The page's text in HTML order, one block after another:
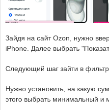
Зайдя на сайт Ozon, нужно
iPhone. Далее выбрать
Следующий шаг зайти в
Нужно установить, на какую
этого выбрать минимальный и